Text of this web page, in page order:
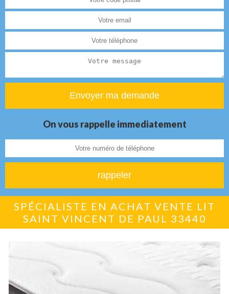
On vous rappelle immediatement
SPÉCIALISTE EN ACHAT VENTE LIT
SAINT VINCENT DE PAUL 33440